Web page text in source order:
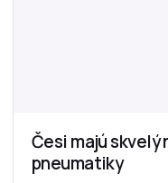
Česi majú skvelý
pneumatiky